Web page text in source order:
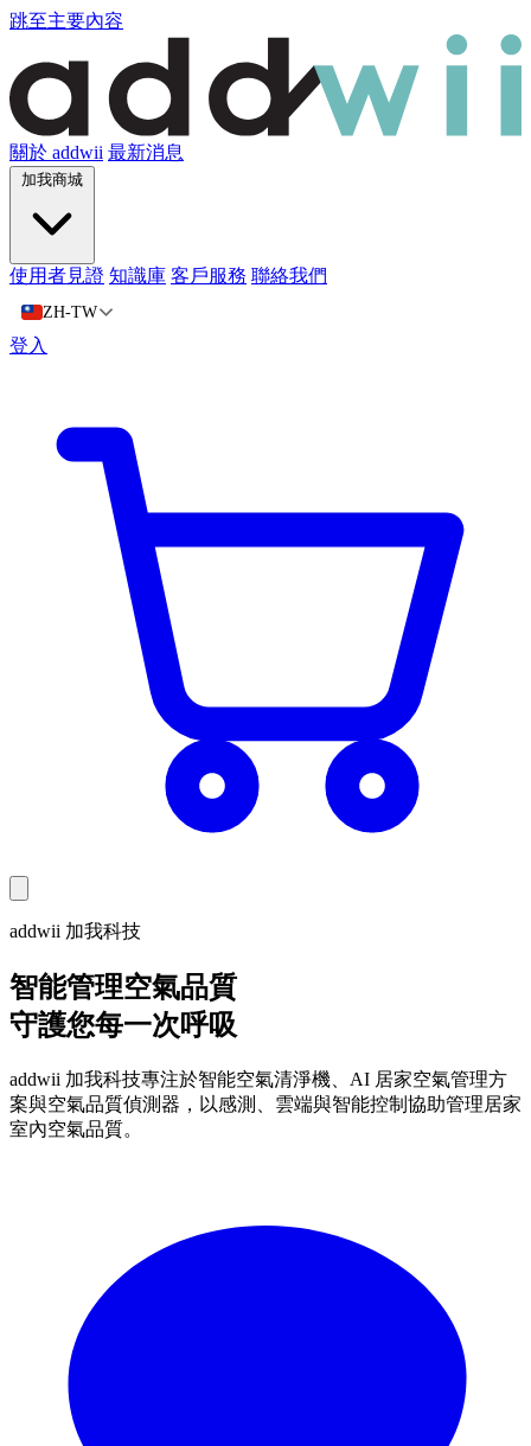
跳至主要內容
關於 addwii 最新消息
加我商城
使用者見證 知識庫 客戶服務 聯絡我們
ZH-TW
登入
addwii 加我科技
智能管理空氣品質
守護您每一次呼吸
addwii 加我科技專注於智能空氣清淨機、AI 居家空氣管理方
案與空氣品質偵測器，以感測、雲端與智能控制協助管理居家
室內空氣品質。